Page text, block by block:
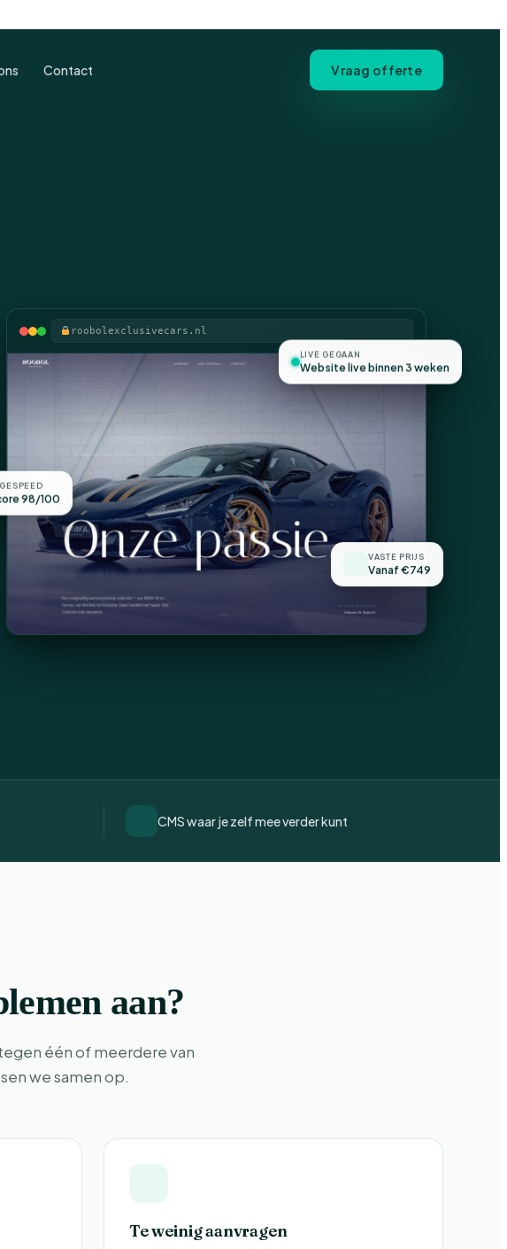
Contact Vraag offerte
roobolexclusivecars.nl
LIVE GEGAAN
Website live binnen 3 weken
98/100
VASTE PRIJS
Vanaf €749
CMS waar je zelf mee verder kunt
aan?
één of meerdere van
we samen op.
Te weinig aanvragen